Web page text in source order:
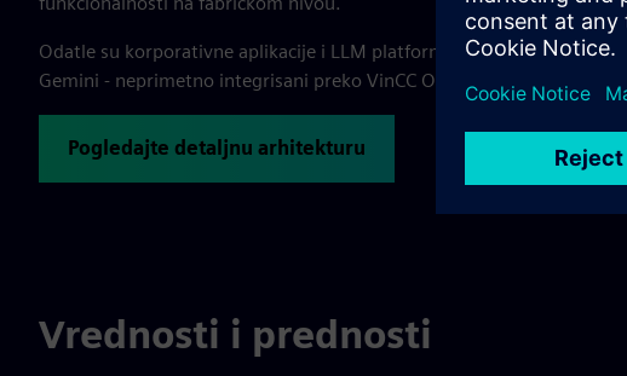
Odatle su korporativne aplikacije i LLM platforme zasnovane na
Gemini - neprimetno integrisani preko VinCC OA MCP servera,
Pogledajte detaljnu arhitekturu
Vrednosti i prednosti